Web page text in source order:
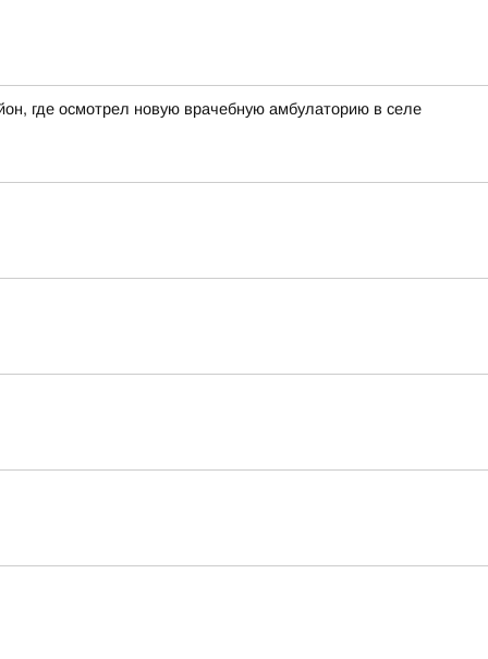
где осмотрел новую врачебную амбулаторию в селе